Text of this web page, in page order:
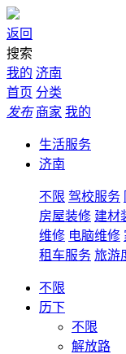
返回
搜索
我的 济南
首页 分类
发布 商家 我的
生活服务
济南
不限 驾校服务
房屋装修 建材
维修 电脑维修
租车服务 旅游
不限
历下
不限
解放路